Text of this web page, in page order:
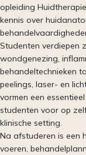
opleiding
kennis over
Studenten verdiepen
wondgenezing,
behandeltechnieken
peelings, laser- en
vormen een
studenten voor op
klinische setting.
Na afstuderen is een
voeren,